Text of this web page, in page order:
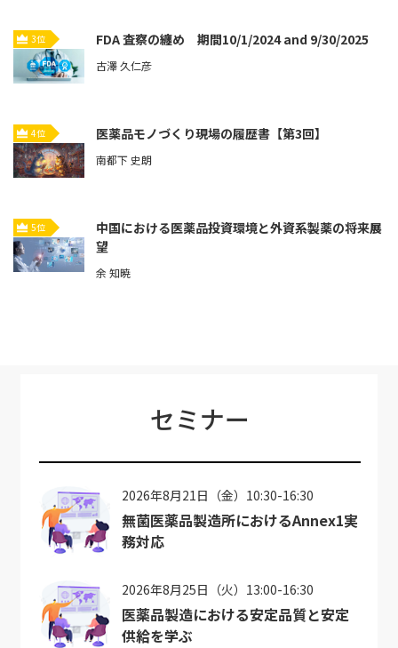
3位 FDA 査察の纏め 期間10/1/2024 and 9/30/2025
古澤 久仁彦
4位 医薬品モノづくり現場の履歴書【第3回】
南都下 史朗
5位
中国における医薬品投資環境と外資系製薬の将来展
望
余 知暁
セミナー
2026年8月21日（金）10:30-16:30
無菌医薬品製造所におけるAnnex1実
務対応
2026年8月25日（火）13:00-16:30
医薬品製造における安定品質と安定
供給を学ぶ